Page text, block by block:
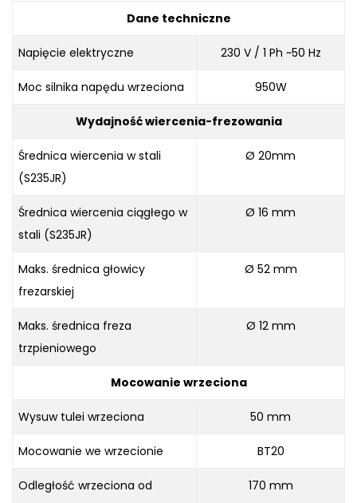
Dane techniczne
Napięcie elektryczne 230 V / 1 Ph ~50 Hz
Moc silnika napędu wrzeciona 950W
Wydajność wiercenia-frezowania
Średnica wiercenia w stali
(S235JR)
Ø 20mm
Średnica wiercenia ciągłego w
stali (S235JR)
Ø 16 mm
Maks. średnica głowicy
frezarskiej
Ø 52 mm
Maks. średnica freza
trzpieniowego
Ø 12 mm
Mocowanie wrzeciona
Wysuw tulei wrzeciona 50 mm
Mocowanie we wrzecionie BT20
Odległość wrzeciona od
170 mm